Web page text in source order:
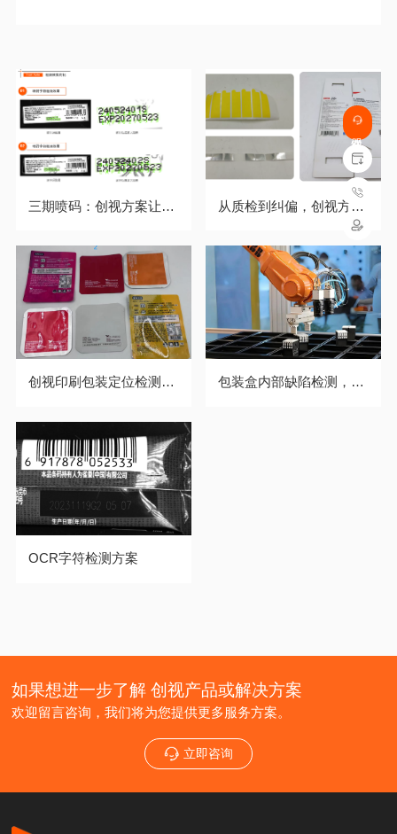
三期喷码：创视方案让每
从质检到纠偏，创视方案
微米级定位，印刷标签分
创视印刷包装定位检测方
包装盒内部缺陷检测，告
OCR字符检测方案
如果想进一步了解 创视产品或解决方案
欢迎留言咨询，我们将为您提供更多服务方案。
立即咨询